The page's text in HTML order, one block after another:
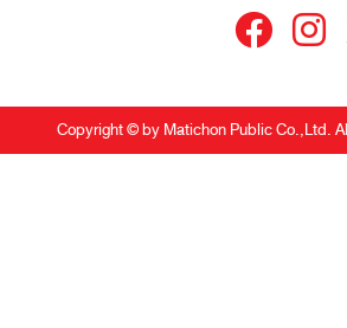
Copyright © by Matichon Public Co.,Ltd.